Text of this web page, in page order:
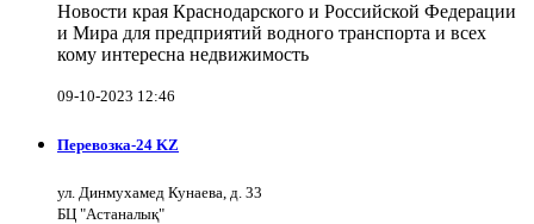
Новости края Краснодарского и Российской Федерации
и Мира для предприятий водного транспорта и всех
кому интересна недвижимость
09-10-2023 12:46
Перевозка-24 KZ
ул. Динмухамед Кунаева, д. 33
БЦ "Астаналық"